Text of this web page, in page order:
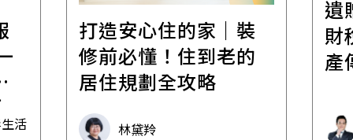
活
打造安心住的家｜裝
修前必懂！住到老的
居住規劃全攻略
林黛羚
遺
財
產